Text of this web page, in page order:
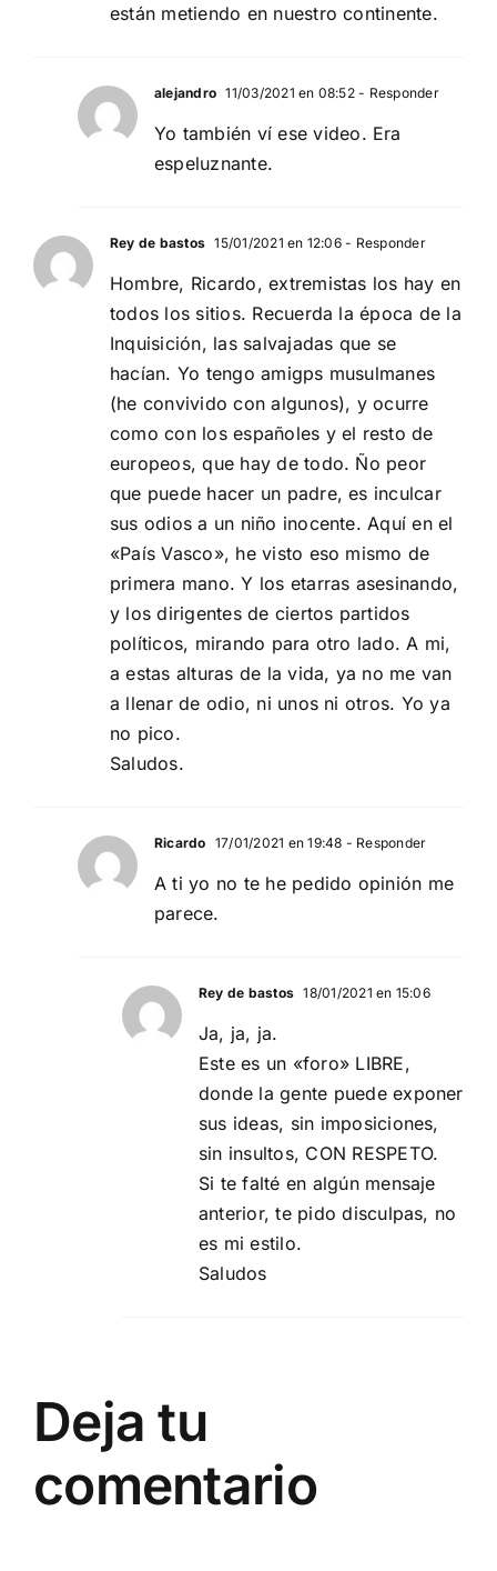
están metiendo en nuestro continente.
alejandro 11/03/2021 en 08:52- Responder
Yo también ví ese video. Era
espeluznante.
Rey de bastos 15/01/2021 en 12:06- Responder
Hombre, Ricardo, extremistas los hay en
todos los sitios. Recuerda la época de la
Inquisición, las salvajadas que se
hacían. Yo tengo amigps musulmanes
(he convivido con algunos), y ocurre
como con los españoles y el resto de
europeos, que hay de todo. Ño peor
que puede hacer un padre, es inculcar
sus odios a un niño inocente. Aquí en el
«País Vasco», he visto eso mismo de
primera mano. Y los etarras asesinando,
y los dirigentes de ciertos partidos
políticos, mirando para otro lado. A mi,
a estas alturas de la vida, ya no me van
a llenar de odio, ni unos ni otros. Yo ya
no pico.
Saludos.
Ricardo 17/01/2021 en 19:48 - Responder
A ti yo no te he pedido opinión me
parece.
Rey de bastos 18/01/2021 en 15:06
Ja, ja, ja.
Este es un «foro» LIBRE,
donde la gente puede exponer
sus ideas, sin imposiciones,
sin insultos, CON RESPETO.
Si te falté en algún mensaje
anterior, te pido disculpas, no
es mi estilo.
Saludos
Deja tu
comentario